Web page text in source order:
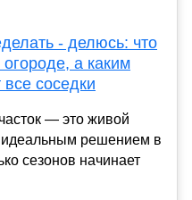
- делюсь: что
а каким
соседки
— это живой
идеальным решением в
сезонов начинает